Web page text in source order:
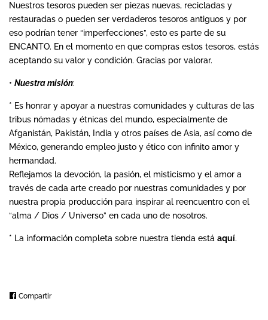
Nuestros tesoros pueden ser piezas nuevas, recicladas y
restauradas o pueden ser verdaderos tesoros antiguos y por
eso podrían tener “imperfecciones”, esto es parte de su
ENCANTO. En el momento en que compras estos tesoros, estás
aceptando su valor y condición. Gracias por valorar.
• Nuestramisión:
* Es honrar y apoyar a nuestras comunidades y culturas de las
tribus nómadas y étnicas del mundo, especialmente de
Afganistán, Pakistán, India y otros países de Asia, así como de
México, generando empleo justo y ético con infinito amor y
hermandad.
Reflejamos la devoción, la pasión, el misticismo y el amor a
través de cada arte creado por nuestras comunidades y por
nuestra propia producción para inspirar al reencuentro con el
“alma / Dios / Universo” en cada uno de nosotros.
* La información completa sobre nuestra tienda está aquí.
CompartirCompartir